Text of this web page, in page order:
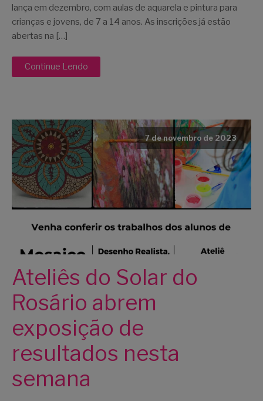
lança em dezembro, com aulas de aquarela e pintura para
crianças e jovens, de 7 a 14 anos. As inscrições já estão
abertas na […]
Continue Lendo
7 de novembro de 2023
Ateliês do Solar do
Rosário abrem
exposição de
resultados nesta
semana